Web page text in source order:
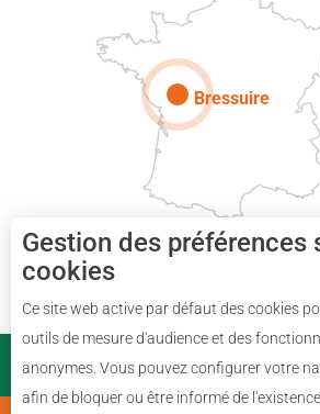
Bressuire
PARTENAIRES
Gestion des préférences
cookies
Ce site web active par défaut des cookies
outils de mesure d'audience et des
anonymes. Vous pouvez configurer votre
afin de bloquer ou être informé de